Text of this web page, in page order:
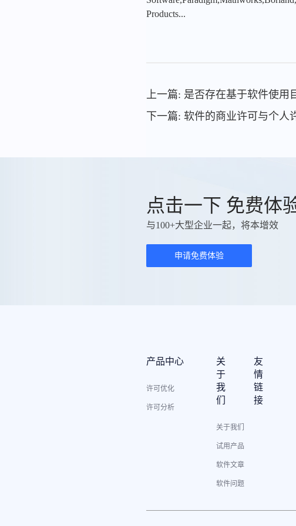
Products...
上一篇: 是否存在基于软件使用
下一篇: 软件的商业许可与个人
点击一下 免费体
与100+大型企业一起，将本增效
申请免费体验
产品中心
许可优化
许可分析
关
于
我
们
关于我们
试用产品
软件文章
软件问题
友
情
链
接